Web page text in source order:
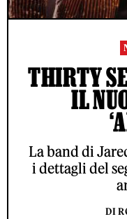
THIRTY
IL
La band di
i dettagli del
DI